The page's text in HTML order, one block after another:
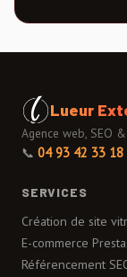
Lueur
Agence web, SEO
📞 04 93 42 33 18
SERVICES
Création de site
E-commerce
Référencement